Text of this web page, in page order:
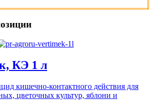
КЭ 1 л
кишечно-контактного действия для
цветочных культур, яблони и